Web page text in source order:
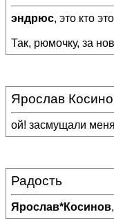
эндрюс, это кто
Так, рюмочку, за
Ярослав
ой! засмущали
Радость
Ярослав*Косинов